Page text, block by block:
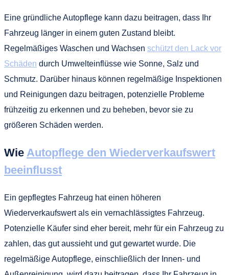
Eine gründliche Autopflege kann dazu beitragen, dass Ihr
Fahrzeug länger in einem guten Zustand bleibt.
Regelmäßiges Waschen und Wachsen schützt den Lack vor
Schäden durch Umwelteinflüsse wie Sonne, Salz und
Schmutz. Darüber hinaus können regelmäßige Inspektionen
und Reinigungen dazu beitragen, potenzielle Probleme
frühzeitig zu erkennen und zu beheben, bevor sie zu
größeren Schäden werden.
Wie Autopflege den Wiederverkaufswert
beeinflusst
Ein gepflegtes Fahrzeug hat einen höheren
Wiederverkaufswert als ein vernachlässigtes Fahrzeug.
Potenzielle Käufer sind eher bereit, mehr für ein Fahrzeug zu
zahlen, das gut aussieht und gut gewartet wurde. Die
regelmäßige Autopflege, einschließlich der Innen- und